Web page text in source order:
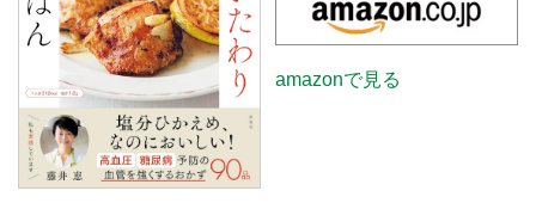
amazonで見る